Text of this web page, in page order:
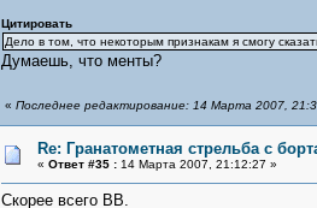
Цитировать
Дело в том, что некоторым признакам я смогу
Думаешь, что менты?
« Последнее редактирование: 14 Марта 2007,
Re: Гранатометная стрельба с
« Ответ #35 :14 Марта 2007, 21:12:27 »
Скорее всего ВВ.